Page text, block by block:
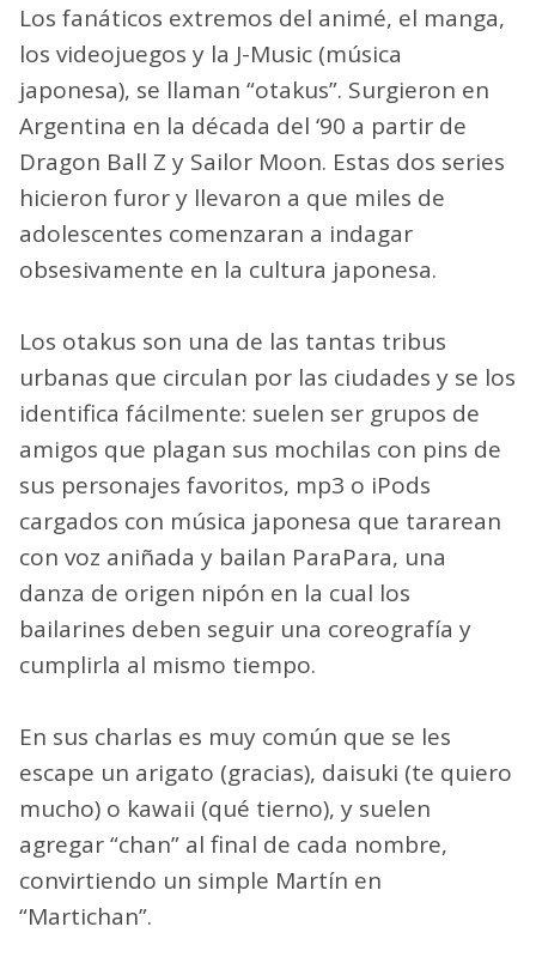
Los fanáticos extremos del animé, el manga,
los videojuegos y la J-Music (música
japonesa), se llaman “otakus”. Surgieron en
Argentina en la década del ‘90 a partir de
Dragon Ball Z y Sailor Moon. Estas dos series
hicieron furor y llevaron a que miles de
adolescentes comenzaran a indagar
obsesivamente en la cultura japonesa.
Los otakus son una de las tantas tribus
urbanas que circulan por las ciudades y se los
identifica fácilmente: suelen ser grupos de
amigos que plagan sus mochilas con pins de
sus personajes favoritos, mp3 o iPods
cargados con música japonesa que tararean
con voz aniñada y bailan ParaPara, una
danza de origen nipón en la cual los
bailarines deben seguir una coreografía y
cumplirla al mismo tiempo.
En sus charlas es muy común que se les
escape un arigato (gracias), daisuki (te quiero
mucho) o kawaii (qué tierno), y suelen
agregar “chan” al final de cada nombre,
convirtiendo un simple Martín en
“Martichan”.